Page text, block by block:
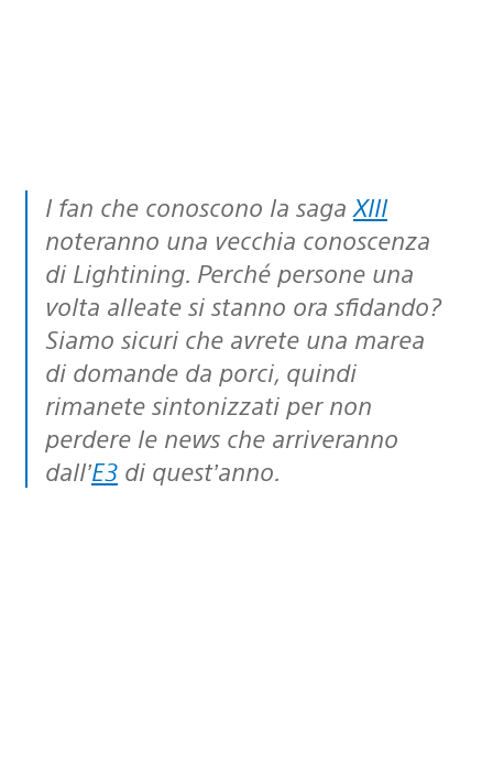
I fan che conoscono la saga XIII
noteranno una vecchia conoscenza
di Lightining. Perché persone una
volta alleate si stanno ora sfidando?
Siamo sicuri che avrete una marea
di domande da porci, quindi
rimanete sintonizzati per non
perdere le news che arriveranno
dall’E3 di quest’anno.